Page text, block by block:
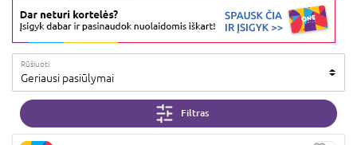
Rūšiuoti
Geriausi pasiūlymai
Filtras